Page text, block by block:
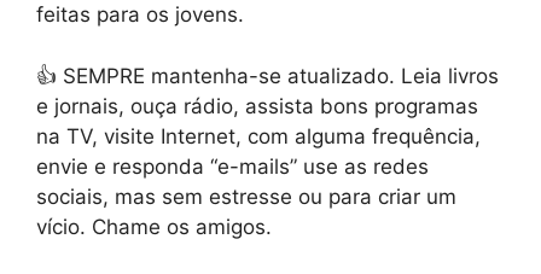
feitas para os jovens.
👍 SEMPRE mantenha-se atualizado. Leia livros
e jornais, ouça rádio, assista bons programas
na TV, visite Internet, com alguma frequência,
envie e responda “e-mails” use as redes
sociais, mas sem estresse ou para criar um
vício. Chame os amigos.